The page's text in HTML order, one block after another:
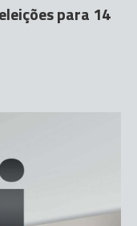
para 14